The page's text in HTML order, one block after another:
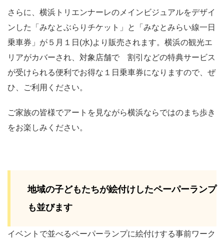
さらに、横浜トリエンナーレのメインビジュアルをデザイ
ンした「みなとぶらりチケット」と「みなとみらい線一日
乗車券」が５月１日(水)より販売されます。横浜の観光エ
リアがカバーされ、対象店舗で 割引などの特典サービス
が受けられる便利でお得な１日乗車券になりますので、ぜ
ひ、ご利用ください。
ご家族の皆様でアートを見ながら横浜ならではのまち歩き
をお楽しみください。
地域の子どもたちが絵付けしたペーパーランプ
も並びます
イベントで並べるペーパーランプに絵付けする事前ワーク